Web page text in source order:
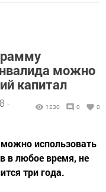
можно
капитал
-
1230 0 0
использовать
в любое время, не
три года.